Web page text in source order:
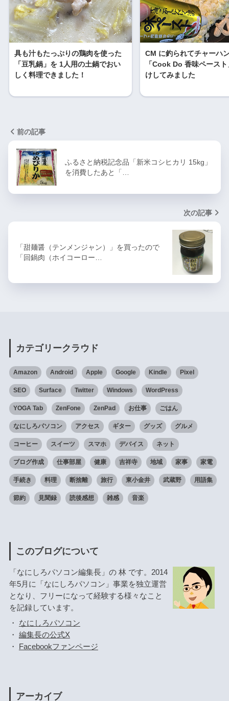
具も汁もたっぷりの鶏肉を使った
「豆乳鍋」を 1人用の土鍋でおい
しく料理できました！
CM に釣られてチャーハ
「Cook Do 香味ペース
けしてみました
前の記事
ふるさと納税記念品「新米コシヒカリ 15kg」
を消費したあと「…
次の記事
「甜麺醤（テンメンジャン）」を買ったので
「回鍋肉（ホイコーロー…
カテゴリークラウド
Amazon Android Apple Google Kindle Pixel
SEO Surface Twitter Windows WordPress
YOGA Tab ZenFone ZenPad お仕事 ごはん
なにしろパソコン アクセス ギター グッズ グルメ
コーヒー スイーツ スマホ デバイス ネット
ブログ作成 仕事部屋 健康 吉祥寺 地域 家事 家電
手続き 料理 断捨離 旅行 東小金井 武蔵野 用語集
節約 見聞録 読後感想 雑感 音楽
このブログについて
「なにしろパソコン編集長」の 林 です。2014
年5月に「なにしろパソコン」事業を独立運営
となり、フリーになって経験する様々なこと
を記録しています。
・ なにしろパソコン
・ 編集長の公式X
・
Facebookファンページ
アーカイブ